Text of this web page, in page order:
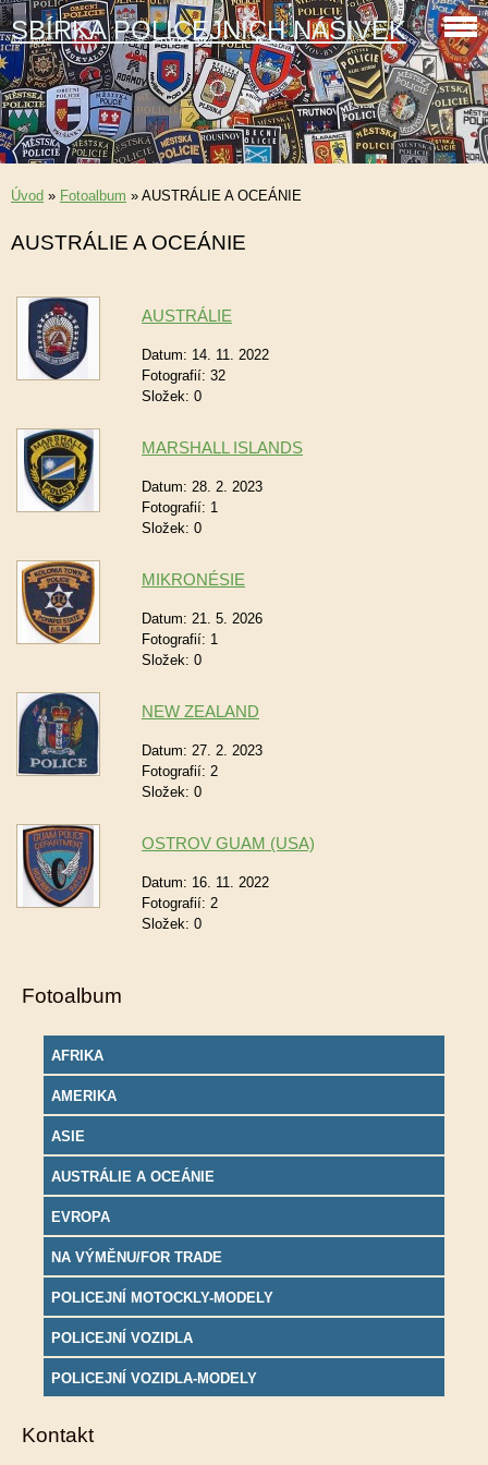
SBÍRKA POLICEJNÍCH NÁŠIVEK
Úvod » Fotoalbum » AUSTRÁLIE A OCEÁNIE
AUSTRÁLIE A OCEÁNIE
AUSTRÁLIE
Datum: 14. 11. 2022
Fotografií: 32
Složek: 0
MARSHALL ISLANDS
Datum: 28. 2. 2023
Fotografií: 1
Složek: 0
MIKRONÉSIE
Datum: 21. 5. 2026
Fotografií: 1
Složek: 0
NEW ZEALAND
Datum: 27. 2. 2023
Fotografií: 2
Složek: 0
OSTROV GUAM (USA)
Datum: 16. 11. 2022
Fotografií: 2
Složek: 0
Fotoalbum
AFRIKA
AMERIKA
ASIE
AUSTRÁLIE A OCEÁNIE
EVROPA
NA VÝMĚNU/FOR TRADE
POLICEJNÍ MOTOCKLY-MODELY
POLICEJNÍ VOZIDLA
POLICEJNÍ VOZIDLA-MODELY
Kontakt